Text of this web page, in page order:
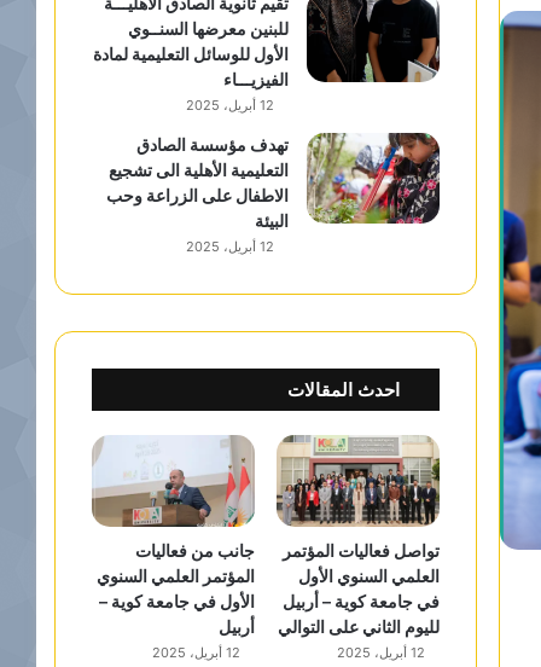
للبنين معرضها السنــوي
الأول للوسائل التعليمية لمادة
الفيزيـــاء
12 أبريل، 2025
تهدف مؤسسة الصادق
التعليمية الأهلية الى تشجيع
الاطفال على الزراعة وحب
البيئة
12 أبريل، 2025
احدث المقالات
تواصل فعاليات المؤتمر
العلمي السنوي الأول
في جامعة كوية – أربيل
لليوم الثاني على التوالي
12 أبريل، 2025
جانب من فعاليات
المؤتمر العلمي السنوي
الأول في جامعة كوية –
أربيل
12 أبريل، 2025